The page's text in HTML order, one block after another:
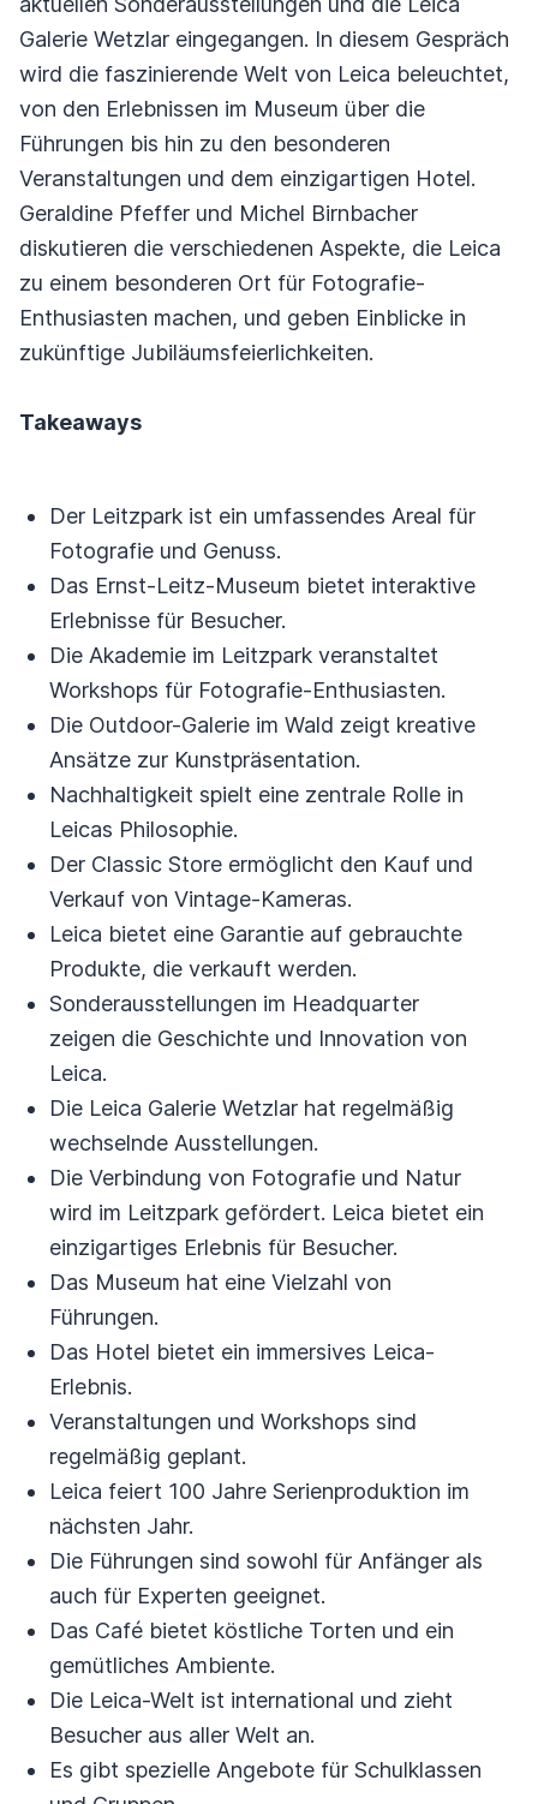
Galerie Wetzlar eingegangen. In diesem Gespräch
wird die faszinierende Welt von Leica beleuchtet,
von den Erlebnissen im Museum über die
Führungen bis hin zu den besonderen
Veranstaltungen und dem einzigartigen Hotel.
Geraldine Pfeffer und Michel Birnbacher
diskutieren die verschiedenen Aspekte, die Leica
zu einem besonderen Ort für Fotografie-
Enthusiasten machen, und geben Einblicke in
zukünftige Jubiläumsfeierlichkeiten.
Takeaways
Der Leitzpark ist ein umfassendes Areal für
Fotografie und Genuss.
Das Ernst-Leitz-Museum bietet interaktive
Erlebnisse für Besucher.
Die Akademie im Leitzpark veranstaltet
Workshops für Fotografie-Enthusiasten.
Die Outdoor-Galerie im Wald zeigt kreative
Ansätze zur Kunstpräsentation.
Nachhaltigkeit spielt eine zentrale Rolle in
Leicas Philosophie.
Der Classic Store ermöglicht den Kauf und
Verkauf von Vintage-Kameras.
Leica bietet eine Garantie auf gebrauchte
Produkte, die verkauft werden.
Sonderausstellungen im Headquarter
zeigen die Geschichte und Innovation von
Leica.
Die Leica Galerie Wetzlar hat regelmäßig
wechselnde Ausstellungen.
Die Verbindung von Fotografie und Natur
wird im Leitzpark gefördert. Leica bietet ein
einzigartiges Erlebnis für Besucher.
Das Museum hat eine Vielzahl von
Führungen.
Das Hotel bietet ein immersives Leica-
Erlebnis.
Veranstaltungen und Workshops sind
regelmäßig geplant.
Leica feiert 100 Jahre Serienproduktion im
nächsten Jahr.
Die Führungen sind sowohl für Anfänger als
auch für Experten geeignet.
Das Café bietet köstliche Torten und ein
gemütliches Ambiente.
Die Leica-Welt ist international und zieht
Besucher aus aller Welt an.
Es gibt spezielle Angebote für Schulklassen